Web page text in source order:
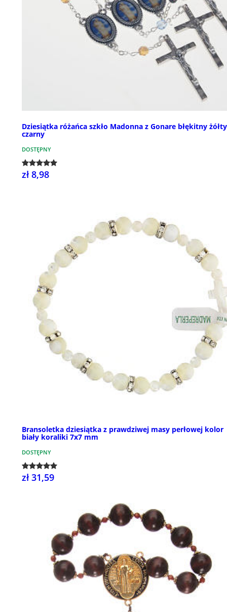
Dziesiątka różańca szkło Madonna z Gonare błękitny żółty
czarny
DOSTĘPNY
zł 8,98
Bransoletka dziesiątka z prawdziwej masy perłowej kolor
biały koraliki 7x7 mm
DOSTĘPNY
zł 31,59